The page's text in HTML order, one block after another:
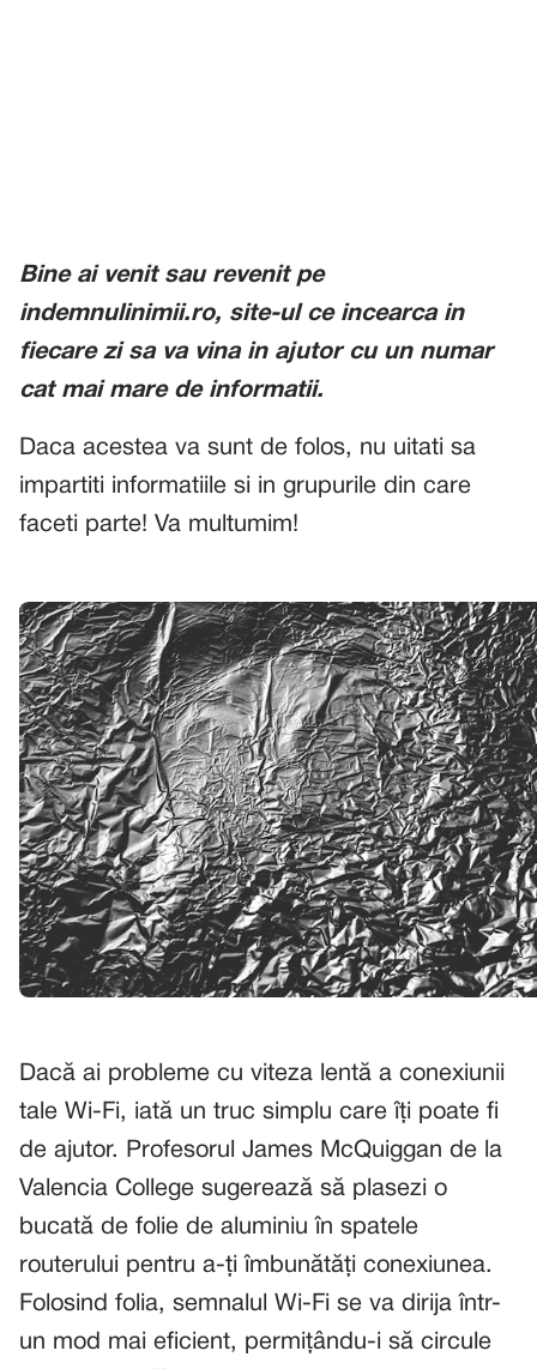
Bine ai venit sau revenit pe
indemnulinimii.ro, site-ul ce incearca in
fiecare zi sa va vina in ajutor cu un numar
cat mai mare de informatii.
Daca acestea va sunt de folos, nu uitati sa
impartiti informatiile si in grupurile din care
faceti parte! Va multumim!
Dacă ai probleme cu viteza lentă a conexiunii
tale Wi-Fi, iată un truc simplu care îți poate fi
de ajutor. Profesorul James McQuiggan de la
Valencia College sugerează să plasezi o
bucată de folie de aluminiu în spatele
routerului pentru a-ți îmbunătăți conexiunea.
Folosind folia, semnalul Wi-Fi se va dirija într-
un mod mai eficient, permițându-i să circule